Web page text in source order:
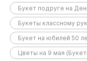
Букет подруге на
Букеты классному
Букет на юбилей 50
Цветы на 9 мая